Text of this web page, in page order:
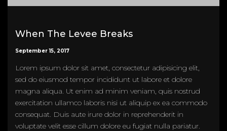
When The Levee Breaks
September 15, 2017
Lorem ipsum dolor sit amet, consectetur adipisicing elit,
sed do eiusmod tempor incididunt ut labore et dolore
magna aliqua. Ut enim ad minim veniam, quis nostrud
exercitation ullamco laboris nisi ut aliquip ex ea commodo
consequat. Duis aute irure dolor in reprehenderit in
voluptate velit esse cillum dolore eu fugiat nulla pariatur.